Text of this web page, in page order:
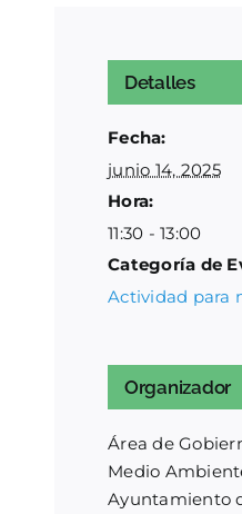
Detalles
Fecha:
junio 14, 2025
Hora:
11:30 - 13:00
Categoría de
Actividad para
Organizador
Área de
Medio
Ayuntamiento